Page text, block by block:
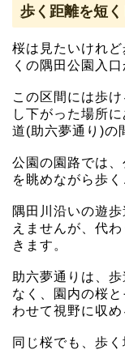
歩く距離を短
桜は見たいけれ
くの隅田公園入
この区間には歩
し下がった場所
道(助六夢通り)の
公園の園路では
を眺めながら歩く
隅田川沿いの遊
えませんが、代
きます。
助六夢通りは、
なく、園内の桜
わせて視野に収め
同じ桜でも、歩